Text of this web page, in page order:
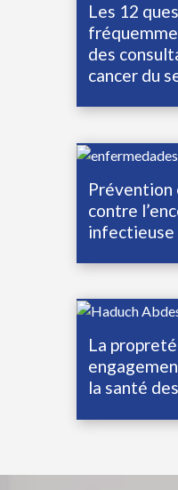
Les 12
des
cancer du
Prévention
contre
infectieuse
La
la santé